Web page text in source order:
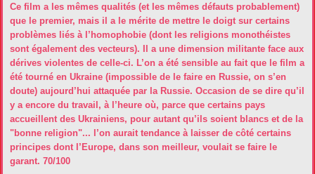
Ce film a les mêmes qualités (et les mêmes défauts probablement)
que le premier, mais il a le mérite de mettre le doigt sur certains
problèmes liés à l’homophobie (dont les religions monothéistes
sont également des vecteurs). Il a une dimension militante face aux
dérives violentes de celle-ci. L’on a été sensible au fait que le film a
été tourné en Ukraine (impossible de le faire en Russie, on s’en
doute) aujourd’hui attaquée par la Russie. Occasion de se dire qu’il
y a encore du travail, à l’heure où, parce que certains pays
accueillent des Ukrainiens, pour autant qu’ils soient blancs et de la
"bonne religion"... l’on aurait tendance à laisser de côté certains
principes dont l’Europe, dans son meilleur, voulait se faire le
garant. 70/100